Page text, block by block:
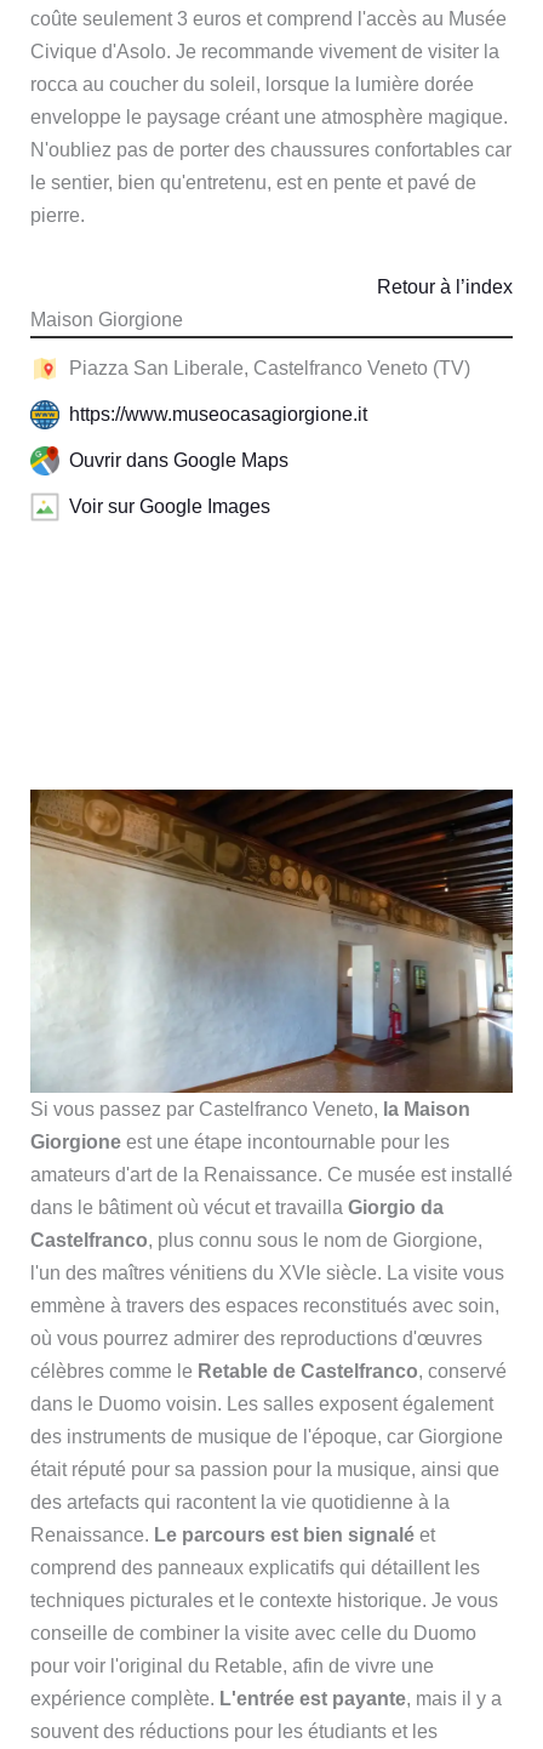
coûte seulement 3 euros et comprend l'accès au Musée
Civique d'Asolo. Je recommande vivement de visiter la
rocca au coucher du soleil, lorsque la lumière dorée
enveloppe le paysage créant une atmosphère magique.
N'oubliez pas de porter des chaussures confortables car
le sentier, bien qu'entretenu, est en pente et pavé de
pierre.
Maison Giorgione
Retour à l’index
Piazza San Liberale, Castelfranco Veneto (TV)
https://www.museocasagiorgione.it
Ouvrir dans Google Maps
Voir sur Google Images
Si vous passez par Castelfranco Veneto, la Maison
Giorgioneest une étape incontournable pour les
amateurs d'art de la Renaissance. Ce musée est installé
dans le bâtiment où vécut et travailla Giorgio da
Castelfranco, plus connu sous le nom de Giorgione,
l'un des maîtres vénitiens du XVIe siècle. La visite vous
emmène à travers des espaces reconstitués avec soin,
où vous pourrez admirer des reproductions d'œuvres
célèbres comme le Retable de Castelfranco, conservé
dans le Duomo voisin. Les salles exposent également
des instruments de musique de l'époque, car Giorgione
était réputé pour sa passion pour la musique, ainsi que
des artefacts qui racontent la vie quotidienne à la
Renaissance. Le parcours est bien signaléet
comprend des panneaux explicatifs qui détaillent les
techniques picturales et le contexte historique. Je vous
conseille de combiner la visite avec celle du Duomo
pour voir l'original du Retable, afin de vivre une
expérience complète. L'entrée est payante, mais il y a
souvent des réductions pour les étudiants et les